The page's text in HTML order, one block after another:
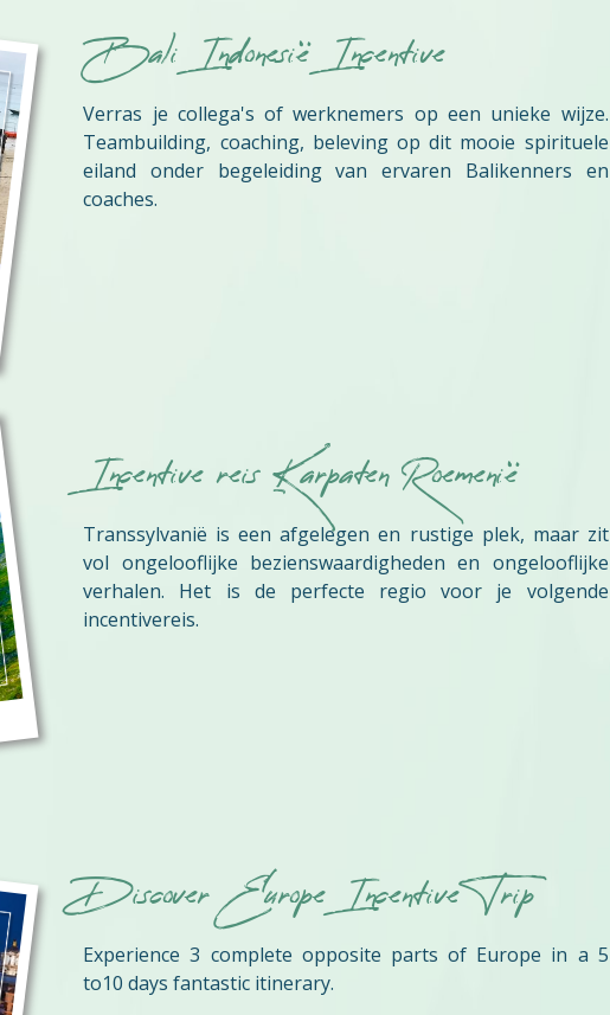
Bali Indonesië Incentive
Verras je collega's of werknemers op een unieke wijze.
Teambuilding, coaching, beleving op dit mooie spirituele
eiland onder begeleiding van ervaren Balikenners en
coaches.
Incentive reis Karpaten Roemenië
Transsylvanië is een afgelegen en rustige plek, maar zit
vol ongelooflijke bezienswaardigheden en ongelooflijke
verhalen. Het is de perfecte regio voor je volgende
incentivereis.
Discover Europe Incentive Trip
Experience 3 complete opposite parts of Europe in a 5
to10 days fantastic itinerary.